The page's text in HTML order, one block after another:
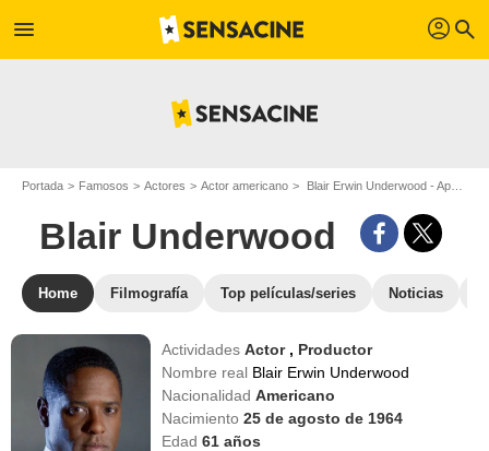
menu profil search
Portada Famosos Actores Actor americano Blair Erwin Underwood - Apodo : Blair Underwood
Blair Underwood
Home Filmografía Top películas/series Noticias
ActividadesActor , Productor
Nombre real Blair Erwin Underwood
NacionalidadAmericano
Nacimiento25 de agosto de 1964
Edad61 años